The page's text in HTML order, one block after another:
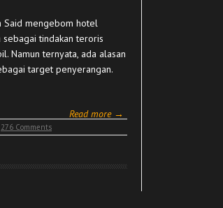
Said mengebom hotel
tindakan teroris
Namun ternyata, ada alasan
target penyerangan.
Read more →
276 Comments